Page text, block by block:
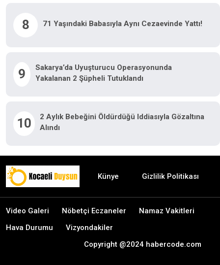
8 71 Yaşındaki Babasıyla Aynı Cezaevinde Yattı!
9
Sakarya’da Uyuşturucu Operasyonunda
Yakalanan 2 Şüpheli Tutuklandı
10
2 Aylık Bebeğini Öldürdüğü Iddiasıyla Gözaltına
Alındı
Künye Gizlilik Politikası
Video Galeri Nöbetçi Eczaneler
Namaz Vakitleri
Hava Durumu
Vizyondakiler
Copyright @2024 habercode.com